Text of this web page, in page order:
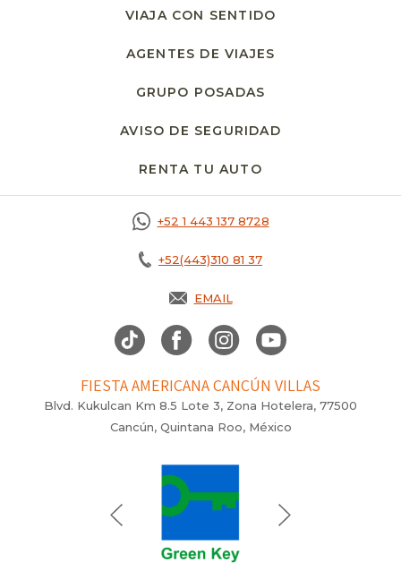
VIAJA CON SENTIDO
AGENTES DE VIAJES
GRUPO POSADAS
AVISO DE SEGURIDAD
RENTA TU AUTO
+52 1 443 137 8728
+52(443)310 81 37
EMAIL
FIESTA AMERICANA CANCÚN VILLAS
Blvd. Kukulcan Km 8.5 Lote 3, Zona Hotelera, 77500
Cancún, Quintana Roo, México